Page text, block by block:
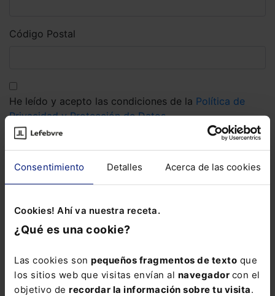
Consentimiento Detalles Acerca de las cookies
Cookies! Ahí va nuestra receta.
¿Qué es una cookie?
Las cookies son pequeños fragmentos de texto que
los sitios web que visitas envían al navegador con el
objetivo de recordar la información sobre tu visita.
Código Postal
He leído y acepto las condiciones de la Política de
Privacidad y Protección de Datos.
Solicitar
Corporativo
Lefebvre
Trabaja con nosotros
Librerías asociadas
Mementos
Formularios Jurídicos